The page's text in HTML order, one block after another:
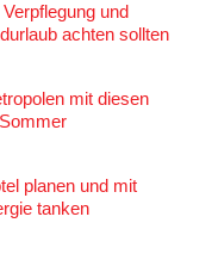
und
achten sollten
mit diesen
planen und mit
tanken